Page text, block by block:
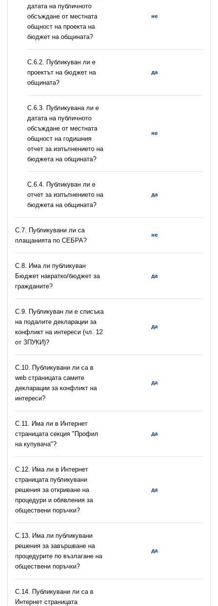
датата на публичното
обсъждане от местната
общност на проекта на
бюджет на общината?
не
С.6.2. Публикуван ли е
проектът на бюджет на
общината?
да
С.6.3. Публикувана ли е
датата на публичното
обсъждане от местната
общност на годишния
отчет за изпълнението на
бюджета на общината?
не
С.6.4. Публикуван ли е
отчет за изпълнението на
бюджета на общината?
да
С.7. Публикувани ли са
плащанията по СЕБРА?
не
С.8. Има ли публикуван
Бюджет накратко/бюджет за
гражданите?
да
C.9. Публикуван ли е списъка
на подалите декларации за
конфликт на интереси (чл. 12
от ЗПУКИ)?
да
C.10. Публикувани ли са в
web страницата самите
декларации за конфликт на
интереси?
да
C.11. Има ли в Интернет
страницата секция "Профил
на купувача"?
да
С.12. Има ли в Интернет
страницата публикувани
решения за откриване на
процедури и обявления за
обществени поръчки?
да
С.13. Има ли публикувани
решения за завършване на
процедурите по възлагане на
обществени поръчки?
да
С.14. Публикувани ли са в
Интернет страницата